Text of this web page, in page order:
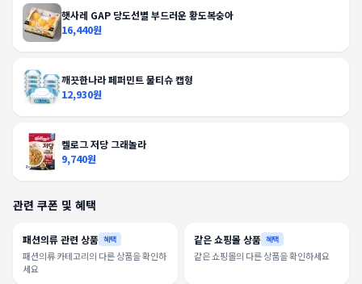
햇사레 GAP 당도선별 부드러운 황도복숭아
16,440원
깨끗한나라 페퍼민트 물티슈 캡형
12,930원
켈로그 저당 그래놀라
9,740원
관련 쿠폰 및 혜택
패션의류 관련 상품 혜택
패션의류 카테고리의 다른 상품을 확인하
세요
같은 쇼핑몰 상품 혜택
같은 쇼핑몰의 다른 상품을 확인하세요